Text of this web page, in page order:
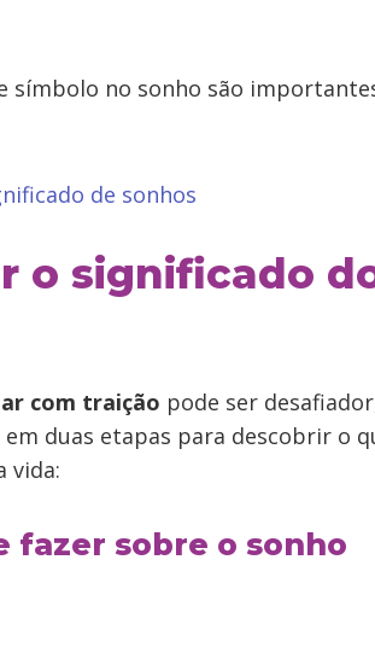
símbolo no sonho são
de sonhos
o significado
com traição pode ser
duas etapas para descobrir o
vida:
fazer sobre o sonho